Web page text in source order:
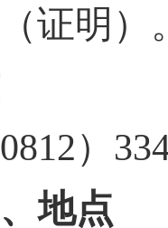
证明）
）
地点